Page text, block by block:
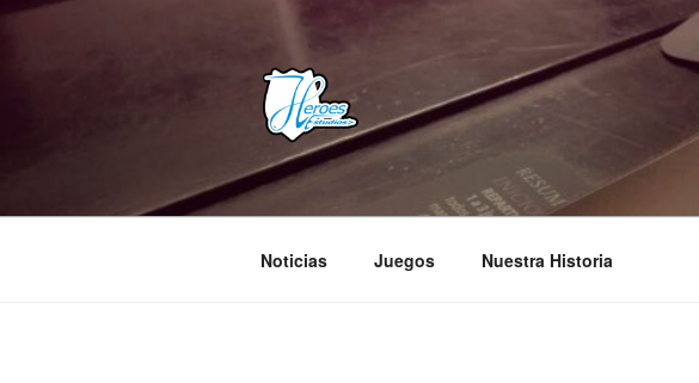
Saltar
HEROES ESTUDIOS
– Comunidad Creativa –
Noticias Juegos Nuestra Historia